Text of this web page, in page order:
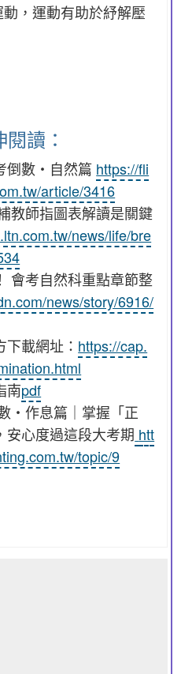
，運動有助於紓解壓
讀：
倒數・自然篇 https://fli
article/3416
教師指圖表解讀是關鍵
news/life/bre
會考自然科重點章節整
news/story/6916/
載網址： https://cap.
南pdf
・作息篇｜掌握「正
安心度過這段大考期 htt
topic/9